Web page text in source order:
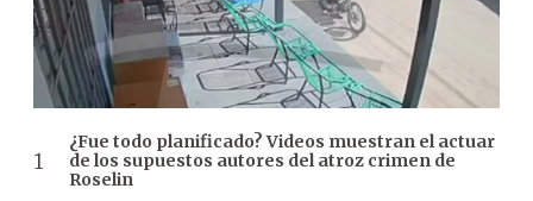
¿Fue todo planificado? Videos muestran el actuar
de los supuestos autores del atroz crimen de
Roselin